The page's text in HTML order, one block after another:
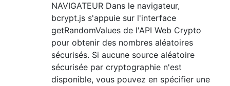
NAVIGATEUR Dans le navigateur,
bcrypt.js s'appuie sur l'interface
getRandomValues de l'API Web Crypto
pour obtenir des nombres aléatoires
sécurisés. Si aucune source aléatoire
sécurisée par cryptographie n'est
disponible, vous pouvez en spécifier une